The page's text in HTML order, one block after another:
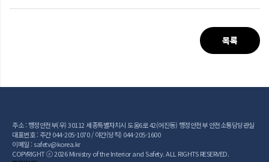
목록
주소 : 행정안전부(우) 30112 세종특별자치시 도움6로 42(어진동) 행정안전부 안전소통담당관실
대표번호 : 주간 044-205-1070 / 야간(당직) 044-205-1600
이메일 : safetv@korea.kr
COPYRIGHT ⓒ 2026 Ministry of the Interior and Safety. ALL RIGHTS RESERVED.